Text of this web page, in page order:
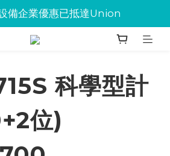
備企業優惠已抵達Union
備企業優惠已抵達Union
碳粉歡迎大量下單
科學型計
位)